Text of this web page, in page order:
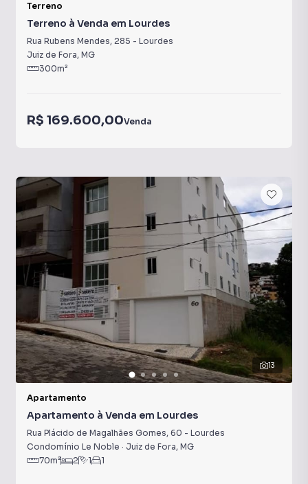
Terreno
Terreno à Venda em Lourdes
Rua Rubens Mendes, 285 - Lourdes
Juiz de Fora, MG
300m²
R$ 169.600,00Venda
13
Apartamento
Apartamento à Venda em Lourdes
Rua Plácido de Magalhães Gomes, 60 - Lourdes
Condomínio Le Noble · Juiz de Fora, MG
70m² 2 1 1